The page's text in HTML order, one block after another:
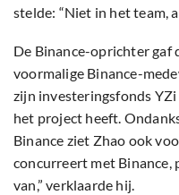
stelde: “Niet in het team,
De Binance-oprichter gaf
voormalige Binance-
zijn investeringsfonds
het project heeft.
Binance ziet Zhao ook
concurreert met
van,” verklaarde hij.